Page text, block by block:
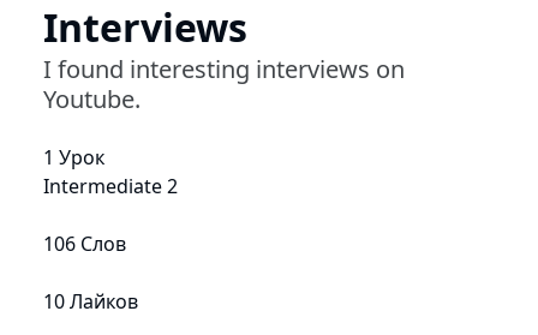
Interviews
I found interesting interviews on
Youtube.
1 Урок
Intermediate 2
106 Слов
10 Лайков